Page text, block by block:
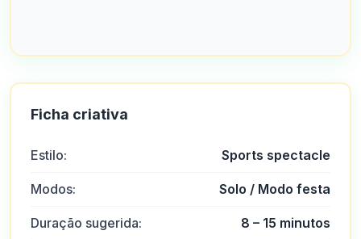
Ficha criativa
Estilo: Sports spectacle
Modos: Solo / Modo festa
Duração sugerida: 8 – 15 minutos